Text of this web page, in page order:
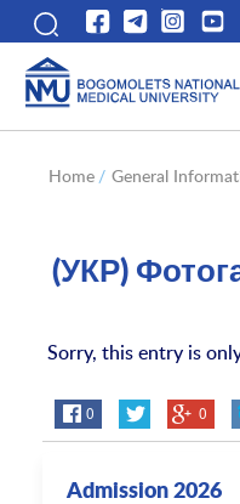
Home / General
(УКР)
Sorry, this entry is
0 0
Admission 2026